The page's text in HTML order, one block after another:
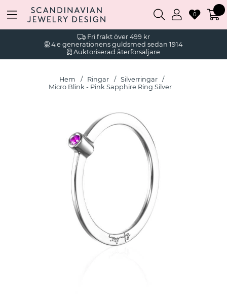
Fri frakt över 499 kr
4:e generationens guldsmed sedan 1914
Auktoriserad återförsäljare
0
Hem Ringar
Silverringar
Micro Blink - Pink Sapphire Ring Silver